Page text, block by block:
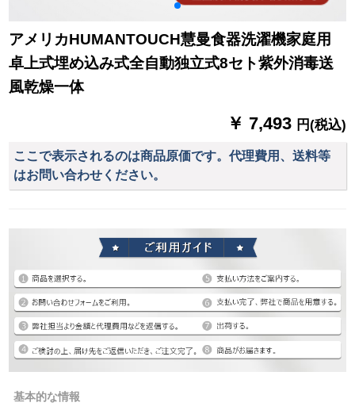
アメリカHUMANTOUCH慧曼食器洗濯機家庭用
卓上式埋め込み式全自動独立式8セト紫外消毒送
風乾燥一体
￥ 7,493 円(税込)
ここで表示されるのは商品原価です。代理費用、送料等
はお問い合わせください。
基本的な情報